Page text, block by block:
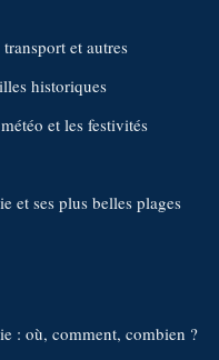
et autres
historiques
et les festivités
et ses plus belles plages
: où, comment, combien ?